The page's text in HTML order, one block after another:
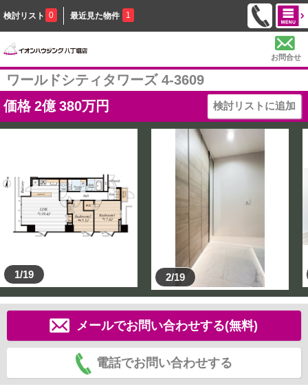
検討リスト 0 最近見た物件 1
お問合せ
ワールドシティタワーズ 4-3609
価格 2億 380万円 検討リストに追加
1/19 2/19
メールでお問い合わせする(無料)
電話でお問い合わせする